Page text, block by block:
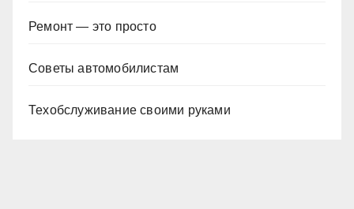
Ремонт — это просто
Советы автомобилистам
Техобслуживание своими руками